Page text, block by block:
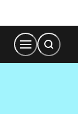
Content